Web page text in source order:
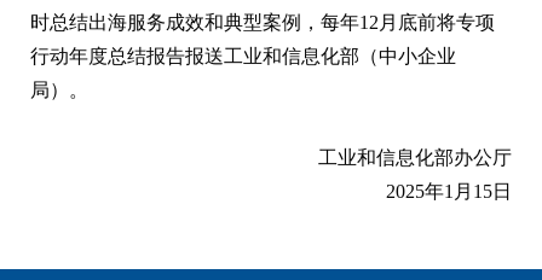
时总结出海服务成效和典型案例，每年12月底前将专项
行动年度总结报告报送工业和信息化部（中小企业
局）。
工业和信息化部办公厅
2025年1月15日